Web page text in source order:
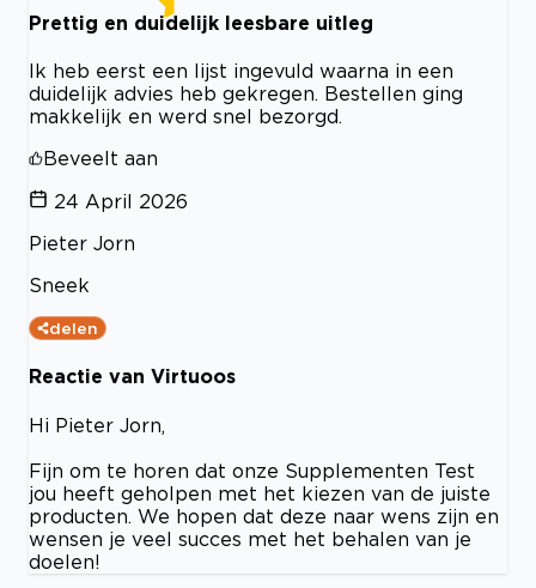
Prettig en duidelijk leesbare uitleg
Ik heb eerst een lijst ingevuld waarna in een
duidelijk advies heb gekregen. Bestellen ging
makkelijk en werd snel bezorgd.
Beveelt aan
24 April 2026
Pieter Jorn
Sneek
delen
Reactie van Virtuoos
Hi Pieter Jorn,
Fijn om te horen dat onze Supplementen Test
jou heeft geholpen met het kiezen van de juiste
producten. We hopen dat deze naar wens zijn en
wensen je veel succes met het behalen van je
doelen!